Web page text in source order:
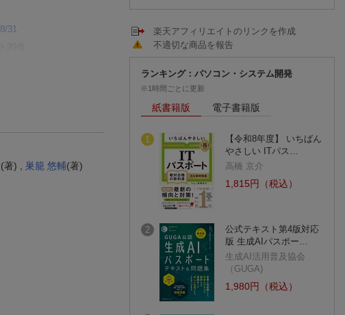
31
20倍
(著) , 巣籠 悠輔(著)
楽天アフィリエイトのリンクを作成
不適切な商品を報告
ランキング：パソコン・システム開発
※1時間ごとに更新
紙書籍版 電子書籍版
1
【令和8年度】 いちばん
やさしい ITパス…
高橋 京介
1,815円（税込）
2
公式テキスト第4版対応
版 生成AIパスポー…
生成AI活用普及協会
（GUGA)
1,980円（税込）